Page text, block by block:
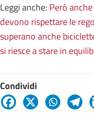
Leggi anche: Però
devono rispettare le
superano anche
si riesce a stare in
Condividi